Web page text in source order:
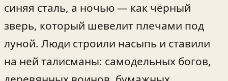
синяя сталь, а ночью — как чёрный
зверь, который шевелит плечами под
луной. Люди строили насыпь и ставили
на ней талисманы: самодельных богов,